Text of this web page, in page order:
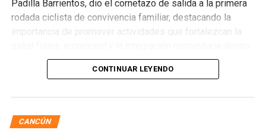
Padilla Barrientos, dio el cornetazo de salida a la primera
rodada ciclista de convivencia familiar, destacando la
importancia de promover actividades que fortalezcan la
de la corporación.
CONTINUAR LEYENDO
CANCÚN